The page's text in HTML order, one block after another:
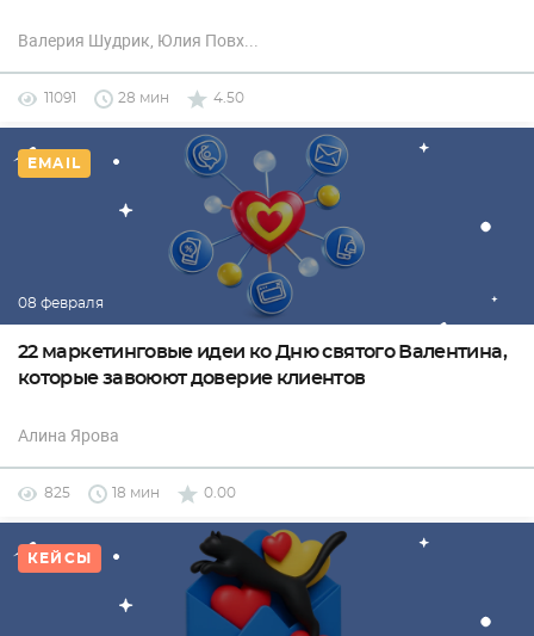
Валерия Шудрик, Юлия Повх...
11091 28 мин 4.50
EMAIL
08 февраля
22 маркетинговые идеи ко Дню святого Валентина,
которые завоюют доверие клиентов
Алина Ярова
825 18 мин 0.00
КЕЙСЫ